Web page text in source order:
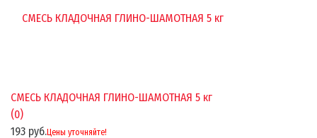
СМЕСЬ КЛАДОЧНАЯ ГЛИНО-ШАМОТНАЯ 5 кг
(0)
193 руб.Цены уточняйте!